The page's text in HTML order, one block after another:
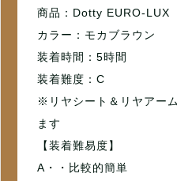
商品：Dotty EURO-LUX
カラー：モカブラウン
装着時間：5時間
装着難度：C
※リヤシート＆リヤアー
ます
【装着難易度】
A・・比較的簡単